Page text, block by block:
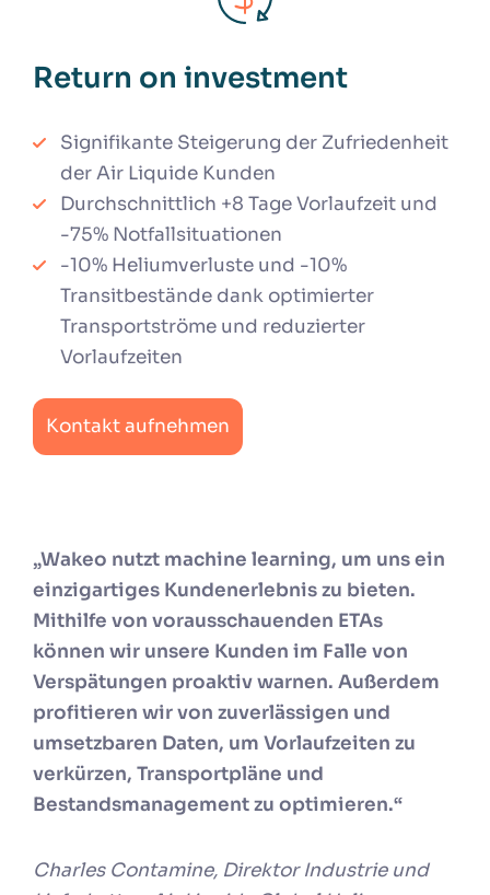
Return on investment
Signifikante Steigerung der Zufriedenheit
der Air Liquide Kunden
Durchschnittlich +8 Tage Vorlaufzeit und
-75% Notfallsituationen
-10% Heliumverluste und -10%
Transitbestände dank optimierter
Transportströme und reduzierter
Vorlaufzeiten
Kontakt aufnehmen
„Wakeo nutzt machine learning, um uns ein
einzigartiges Kundenerlebnis zu bieten.
Mithilfe von vorausschauenden ETAs
können wir unsere Kunden im Falle von
Verspätungen proaktiv warnen. Außerdem
profitieren wir von zuverlässigen und
umsetzbaren Daten, um Vorlaufzeiten zu
verkürzen, Transportpläne und
Bestandsmanagement zu optimieren.“
Charles Contamine, Direktor Industrie und